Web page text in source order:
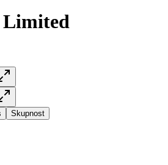
Limited
Skupnost